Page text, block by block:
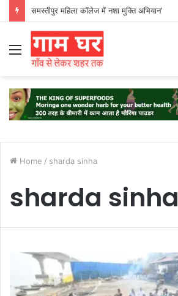
समस्तीपुर महिला कॉलेज में नशा मुक्ति अभियान’
Menu
Home / sharda sinha
sharda sinha